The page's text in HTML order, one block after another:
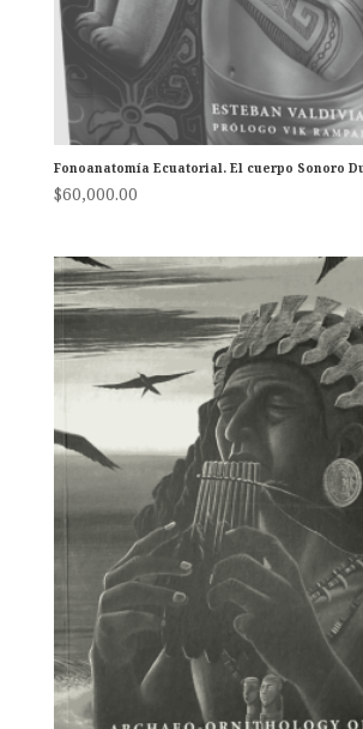
Fonoanatomía Ecuatorial. El cuerpo Sonoro
$60,000.00